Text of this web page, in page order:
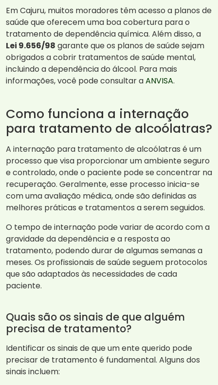
Em Cajuru, muitos moradores têm acesso a planos de
saúde que oferecem uma boa cobertura para o
tratamento de dependência química. Além disso, a
Lei 9.656/98 garante que os planos de saúde sejam
obrigados a cobrir tratamentos de saúde mental,
incluindo a dependência do álcool. Para mais
informações, você pode consultar aANVISA.
Como funciona a internação
para tratamento de alcoólatras?
A internação para tratamento de alcoólatras é um
processo que visa proporcionar um ambiente seguro
e controlado, onde o paciente pode se concentrar na
recuperação. Geralmente, esse processo inicia-se
com uma avaliação médica, onde são definidas as
melhores práticas e tratamentos a serem seguidos.
O tempo de internação pode variar de acordo com a
gravidade da dependência e a resposta ao
tratamento, podendo durar de algumas semanas a
meses. Os profissionais de saúde seguem protocolos
que são adaptados às necessidades de cada
paciente.
Quais são os sinais de que alguém
precisa de tratamento?
Identificar os sinais de que um ente querido pode
precisar de tratamento é fundamental. Alguns dos
sinais incluem: